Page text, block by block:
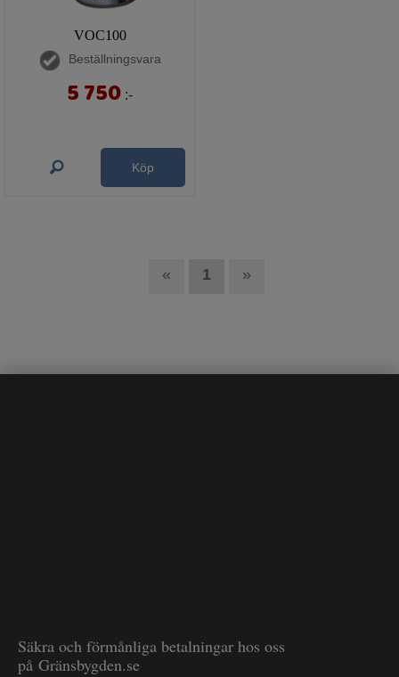
VOC100
Beställningsvara
5 750 :-
Köp
« 1 »
Säkra och förmånliga betalningar hos oss
på Gränsbygden.se